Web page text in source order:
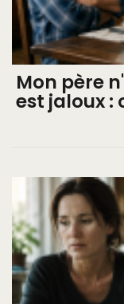
Mon père
est jaloux :